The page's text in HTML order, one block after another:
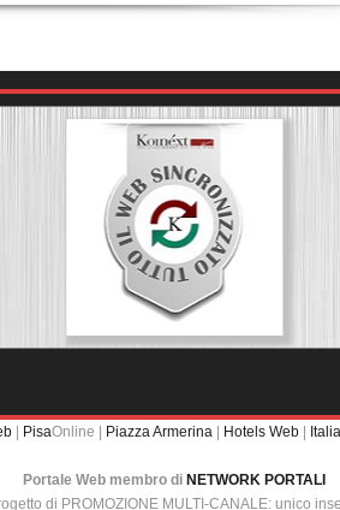
PisaOnline | Piazza Armerina Hotels Web
Portale Web membro di NETWORK PORTALI
di PROMOZIONE MULTI-CANALE: unico